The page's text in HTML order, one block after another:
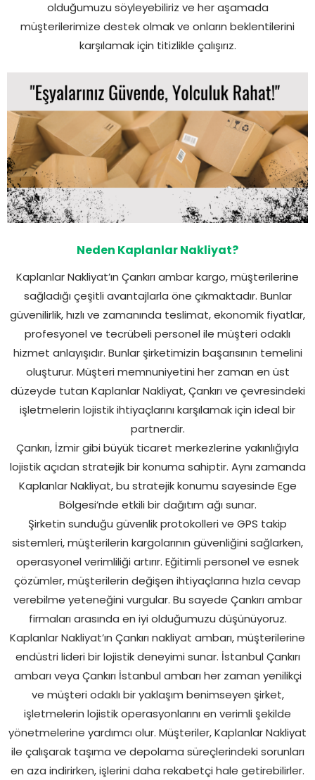
olduğumuzu söyleyebiliriz ve her aşamada
müşterilerimize destek olmak ve onların beklentilerini
karşılamak için titizlikle çalışırız.
Neden Kaplanlar Nakliyat?
Kaplanlar Nakliyat’ın Çankırı ambar kargo, müşterilerine
sağladığı çeşitli avantajlarla öne çıkmaktadır. Bunlar
güvenilirlik, hızlı ve zamanında teslimat, ekonomik fiyatlar,
profesyonel ve tecrübeli personel ile müşteri odaklı
hizmet anlayışıdır. Bunlar şirketimizin başarısının temelini
oluşturur. Müşteri memnuniyetini her zaman en üst
düzeyde tutan Kaplanlar Nakliyat, Çankırı ve çevresindeki
işletmelerin lojistik ihtiyaçlarını karşılamak için ideal bir
partnerdir.
Çankırı, İzmir gibi büyük ticaret merkezlerine yakınlığıyla
lojistik açıdan stratejik bir konuma sahiptir. Aynı zamanda
Kaplanlar Nakliyat, bu stratejik konumu sayesinde Ege
Bölgesi’nde etkili bir dağıtım ağı sunar.
Şirketin sunduğu güvenlik protokolleri ve GPS takip
sistemleri, müşterilerin kargolarının güvenliğini sağlarken,
operasyonel verimliliği artırır. Eğitimli personel ve esnek
çözümler, müşterilerin değişen ihtiyaçlarına hızla cevap
verebilme yeteneğini vurgular. Bu sayede Çankırı ambar
firmaları arasında en iyi olduğumuzu düşünüyoruz.
Kaplanlar Nakliyat’ın Çankırı nakliyat ambarı, müşterilerine
endüstri lideri bir lojistik deneyimi sunar. İstanbul Çankırı
ambarı veya Çankırı İstanbul ambarı her zaman yenilikçi
ve müşteri odaklı bir yaklaşım benimseyen şirket,
işletmelerin lojistik operasyonlarını en verimli şekilde
yönetmelerine yardımcı olur. Müşteriler, Kaplanlar Nakliyat
ile çalışarak taşıma ve depolama süreçlerindeki sorunları
en aza indirirken, işlerini daha rekabetçi hale getirebilirler.